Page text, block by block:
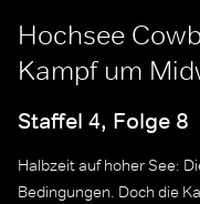
Hochsee
Kampf um
Staffel 4, Folge 8
Halbzeit auf hoher See:
Bedingungen. Doch die